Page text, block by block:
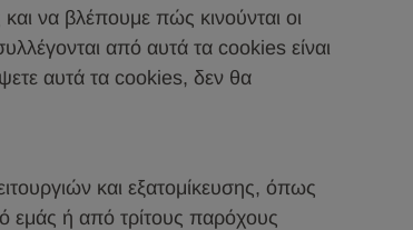
και να βλέπουμε πώς κινούνται οι
από αυτά τα cookies είναι
αυτά τα cookies, δεν θα
και εξατομίκευσης, όπως
εμάς ή από τρίτους παρόχους